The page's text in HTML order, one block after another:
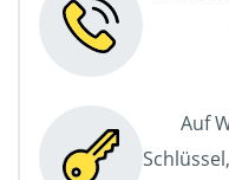
Auf